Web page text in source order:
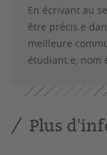
En écrivant au
être précis.e
meilleure
étudiant.e, nom
Plus